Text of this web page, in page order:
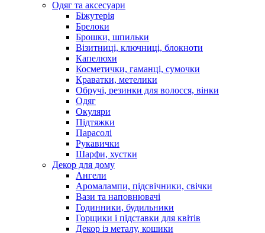
Oдяг та аксесуари
Біжутерія
Брелоки
Брошки, шпильки
Візитниці, ключниці, блокноти
Капелюхи
Косметички, гаманці, сумочки
Краватки, метелики
Обручі, резинки для волосся, вінки
Одяг
Окуляри
Підтяжки
Парасолі
Рукавички
Шарфи, хустки
Декор для дому
Ангели
Аромалампи, підсвічники, свічки
Вази та наповнювачі
Годинники, будильники
Горщики і підставки для квітів
Декор із металу, кошики